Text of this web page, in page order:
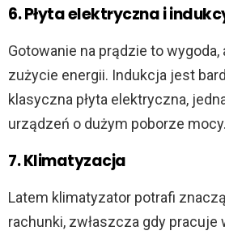
6. Płyta elektryczna i
Gotowanie na prądzie to
zużycie energii. Indukcja jest
klasyczna płyta elektryczna,
urządzeń o dużym poborze mocy.
7. Klimatyzacja
Latem klimatyzator potrafi
rachunki, zwłaszcza gdy pracuje